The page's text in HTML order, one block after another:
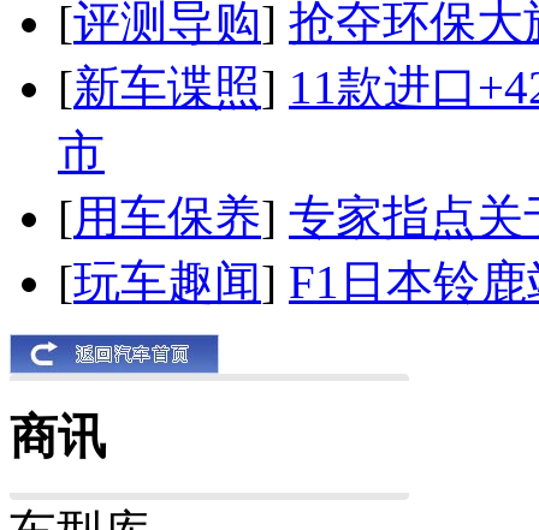
[评测导购] 抢夺环保大
[新车谍照] 11款进口
市
[用车保养] 专家指点关
[玩车趣闻] F1日本铃
商讯